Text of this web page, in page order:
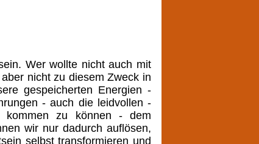
Wer wollte nicht auch mit
nicht zu diesem Zweck in
gespeicherten Energien -
- auch die leidvollen -
kommen zu können - dem
wir nur dadurch auflösen,
selbst transformieren und